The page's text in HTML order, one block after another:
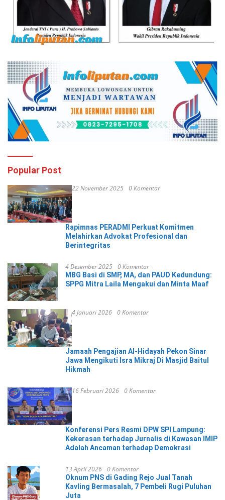
Popular Post
22 November 2025 0 Komentar
Rapimnas PERADMI Perkuat Komitmen
Melahirkan Advokat Profesional dan
Berintegritas
4 Desember 2025 0 Komentar
MBG Basi di SMP, MA, dan PAUD Kedundung:
SPPG Mitra Laila Mengakui dan Minta Maaf
4 Januari 2026 0 Komentar
Jamaah Pengajian Al-Hidayah Pekon Sinar
Jawa Mengikuti Isra Mikraj Di Masjid Baitul
Hikmah
16 Februari 2026 0 Komentar
Konferensi Pers Resmi DPW SPI Lampung:
Kekerasan terhadap Jurnalis di Kawasan IMIP
Adalah Ancaman terhadap Demokrasi
13 April 2026 0 Komentar
Oknum PNS di Gading Rejo Jual Tanah
Kavling Bermasalah, 7 Pembeli Rugi Puluhan
Juta